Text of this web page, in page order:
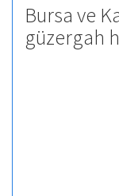
Bursa ve
güzergah